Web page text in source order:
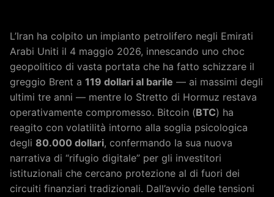
L’Iran ha colpito un impianto petrolifero negli Emirati
Arabi Uniti il 4 maggio 2026, innescando uno choc
geopolitico di vasta portata che ha fatto schizzare il
greggio Brent a 119 dollari al barile — ai massimi degli
ultimi tre anni — mentre lo Stretto di Hormuz restava
operativamente compromesso. Bitcoin (BTC) ha
reagito con volatilità intorno alla soglia psicologica
degli 80.000 dollari, confermando la sua nuova
narrativa di “rifugio digitale” per gli investitori
istituzionali che cercano protezione al di fuori dei
circuiti finanziari tradizionali. Dall’avvio delle tensioni